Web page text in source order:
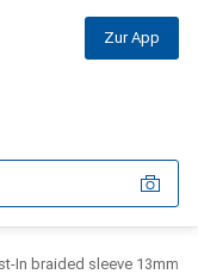
Zur App
In braided sleeve 13mm